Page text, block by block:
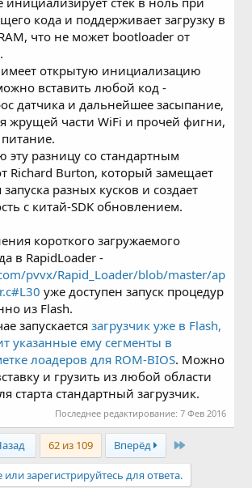
кода и поддерживает загрузку в
что не может bootloader от
имеет открытую инициализацию
вставить любой код -
датчика и дальнейшее засыпание,
жрущей части WiFi и прочей фигни,
эту разницу со стандартным
Richard Burton, который замещает
разных кусков и создает
с китай-SDK обновлением.
короткого загружаемого
в RapidLoader -
pvvx/Rapid_Loader/blob/master/ap
уже доступен запуск процедур
из Flash.
запускаетсязагрузчик уже в Flash,
указанные ему сегменты в
лоадеров для ROM-BIOS. Можно
и грузить из любой области
старта стандартный загрузчик.
Последнее редактирование: 7 Фев 2016
62 из 109 Вперёд Last
или зарегистрируйтесь для ответа.